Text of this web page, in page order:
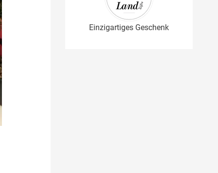
Einzigartiges Geschenk